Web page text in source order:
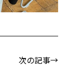
次の記事→